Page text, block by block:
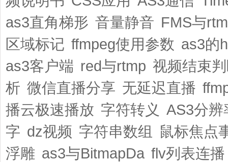
as3直角梯形 音量静音 FMS与
区域标记 ffmpeg使用参数 as3的
as3客户端 red与rtmp 视频结束
析 微信直播分享 无延迟直播
播云极速播放 字符转义 AS3分辨
字 dz视频 字符串数组
鼠标焦点
浮雕 as3与BitmapDa flv列表连播